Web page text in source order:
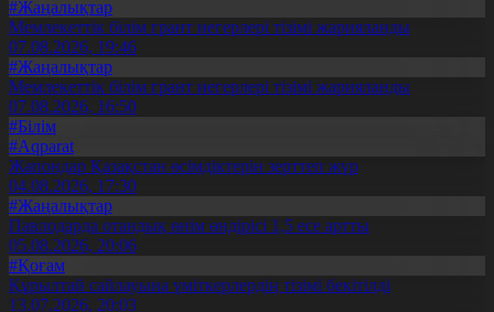
#Жаңалықтар
Мемлекеттік білім грант иегерлері тізімі жарияланды
07.08.2026, 19:46
#Жаңалықтар
Мемлекеттік білім грант иегерлері тізімі жарияланды
07.08.2026, 16:50
#Білім
#Aqparat
Жапондар Қазақстан өсімдіктерін зерттеп жүр
04.08.2026, 17:30
#Жаңалықтар
Павлодарда отандық өнім өндірісі 1,5 есе артты
05.08.2026, 20:06
#Қоғам
Құрылтай сайлауына үміткерлердің тізімі бекітілді
13.07.2026, 20:03